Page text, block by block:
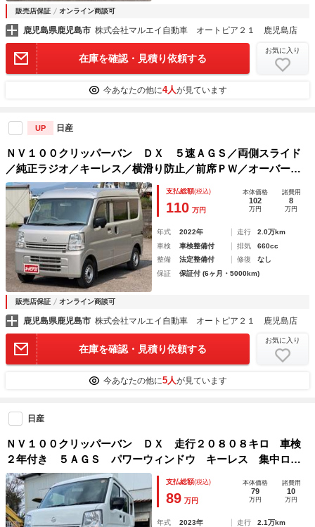
販売店保証 オンライン商談可
鹿児島県鹿児島市 株式会社マルエイ自動車 オートピア２１ 鹿児島店
在庫を確認・見積り依頼する
お気に入り
今あなたの他に4人が見ています
UP 日産
ＮＶ１００クリッパーバン ＤＸ ５速ＡＧＳ／両側スライド
／純正ラジオ／キーレス／横滑り防止／前席ＰＷ／オーバーヘ
ッドコンソール／プライバシーガラス
支払総額(税込)
110 万円
本体価格
102
万円
諸費用
8
万円
年式 2022年 走行
2.0万km
車検
車検整備付 排気
660cc
整備
法定整備付 修復
なし
保証
保証付 (6ヶ月・5000km)
販売店保証 オンライン商談可
鹿児島県鹿児島市 株式会社マルエイ自動車 オートピア２１ 鹿児島店
在庫を確認・見積り依頼する
お気に入り
今あなたの他に5人が見ています
日産
ＮＶ１００クリッパーバン ＤＸ 走行２０８０８キロ 車検
２年付き ５ＡＧＳ パワーウィンドウ キーレス 集中ロッ
ク ＥＴＣ
支払総額(税込)
89 万円
本体価格
79
万円
諸費用
10
万円
年式 2023年 走行 2.1万km